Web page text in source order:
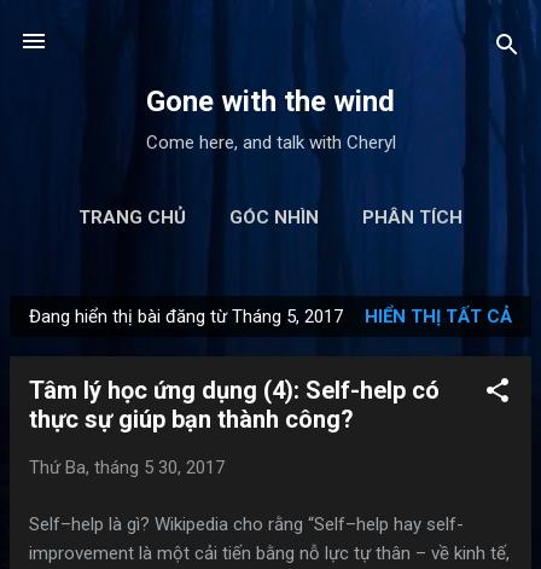
Gone with the wind
Come here, and talk with Cheryl
TRANG CHỦ GÓC NHÌN PHÂN TÍCH
LIÊN HỆ
à
Đang hiển thị bài đăng từ Tháng 5, 2017 HIỂN THỊ TẤT CẢ
Tâm lý học ứng dụng (4): Self-help có
thực sự giúp bạn thành công?
Thứ Ba, tháng 5 30, 2017
Self–help là gì? Wikipedia cho rằng “Self–help hay self-
improvement là một cải tiến bằng nỗ lực tự thân – về kinh tế,